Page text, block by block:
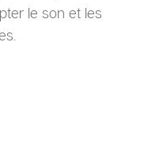
le son et les